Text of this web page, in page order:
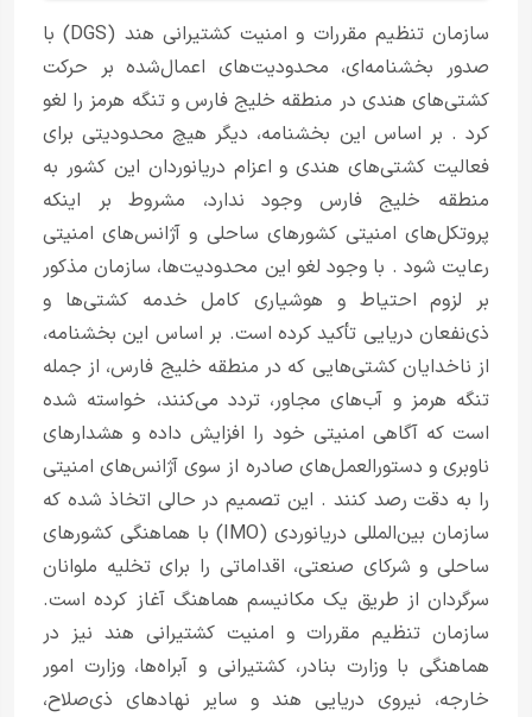
سازمان تنظیم مقررات و امنیت کشتیرانی هند (DGS) با
صدور بخشنامه‌ای، محدودیت‌های اعمال‌شده بر حرکت
کشتی‌های هندی در منطقه خلیج فارس و تنگه هرمز را لغو
کرد . بر اساس این بخشنامه، دیگر هیچ محدودیتی برای
فعالیت کشتی‌های هندی و اعزام دریانوردان این کشور به
منطقه خلیج فارس وجود ندارد، مشروط بر اینکه
پروتکل‌های امنیتی کشورهای ساحلی و آژانس‌های امنیتی
رعایت شود . با وجود لغو این محدودیت‌ها، سازمان مذکور
بر لزوم احتیاط و هوشیاری کامل خدمه کشتی‌ها و
ذی‌نفعان دریایی تأکید کرده است. بر اساس این بخشنامه،
از ناخدایان کشتی‌هایی که در منطقه خلیج فارس، از جمله
تنگه هرمز و آب‌های مجاور، تردد می‌کنند، خواسته شده
است که آگاهی امنیتی خود را افزایش داده و هشدارهای
ناوبری و دستورالعمل‌های صادره از سوی آژانس‌های امنیتی
را به دقت رصد کنند . این تصمیم در حالی اتخاذ شده که
سازمان بین‌المللی دریانوردی (IMO) با هماهنگی کشورهای
ساحلی و شرکای صنعتی، اقداماتی را برای تخلیه ملوانان
سرگردان از طریق یک مکانیسم هماهنگ آغاز کرده است.
سازمان تنظیم مقررات و امنیت کشتیرانی هند نیز در
هماهنگی با وزارت بنادر، کشتیرانی و آبراه‌ها، وزارت امور
خارجه، نیروی دریایی هند و سایر نهادهای ذی‌صلاح،